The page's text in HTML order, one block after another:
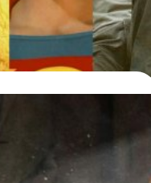
อ ซึ่งชอบเปลี่ยนแปลง
สั้นลงเพื่อให้ได้รอบฉาย
ธิบายอะไรต่าง ๆ นานา
ด้เรตแรง ๆ มาถึงยุคโฮม
ป็นแค่กลยุทธ์การตลาด
มีอะไรพิเศษ แค่ใส่ฉากที่
เล่าเรื่อง หรือสร้างมุม
ผลทางศิลปะ เมื่อ ‘The
โรงหนังที่ลอส แองเจลิส
ากรุก” The